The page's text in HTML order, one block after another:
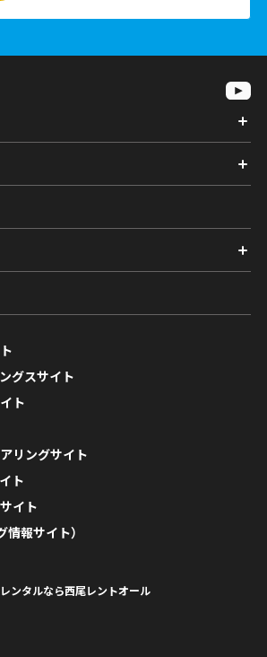
グスサイト
ト
リングサイト
ト
イト
報サイト）
ンタルなら西尾レントオール